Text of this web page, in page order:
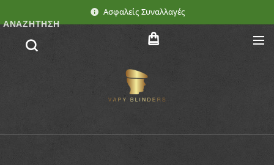
Ασφαλείς Συναλλαγές
ΑΝΑΖΉΤΗΣΗ